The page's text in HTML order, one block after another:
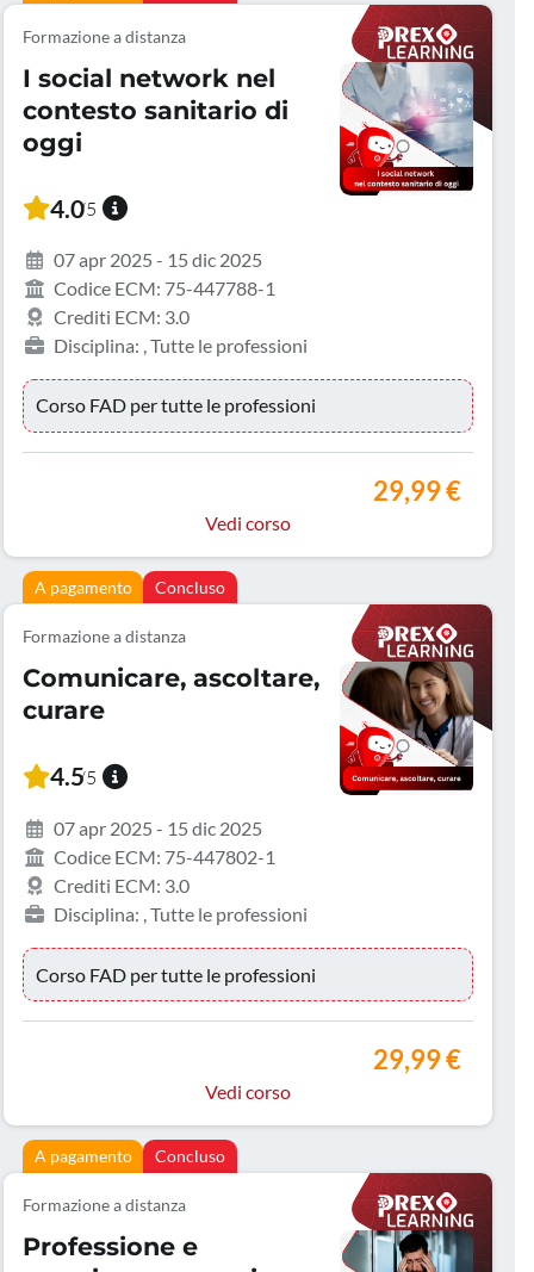
Formazione a distanza
I social network nel
contesto sanitario di
oggi
07 apr 2025 - 15 dic 2025
Codice ECM: 75-447788-1
Crediti ECM: 3.0
Disciplina: , Tutte le professioni
4.0/5
Corso FAD per tutte le professioni
29,99 €
Vedi corso
A pagamento Concluso
Formazione a distanza
Comunicare, ascoltare,
curare
07 apr 2025 - 15 dic 2025
Codice ECM: 75-447802-1
Crediti ECM: 3.0
Disciplina: , Tutte le professioni
4.5/5
Corso FAD per tutte le professioni
29,99 €
Vedi corso
A pagamento Concluso
Formazione a distanza
Professione e